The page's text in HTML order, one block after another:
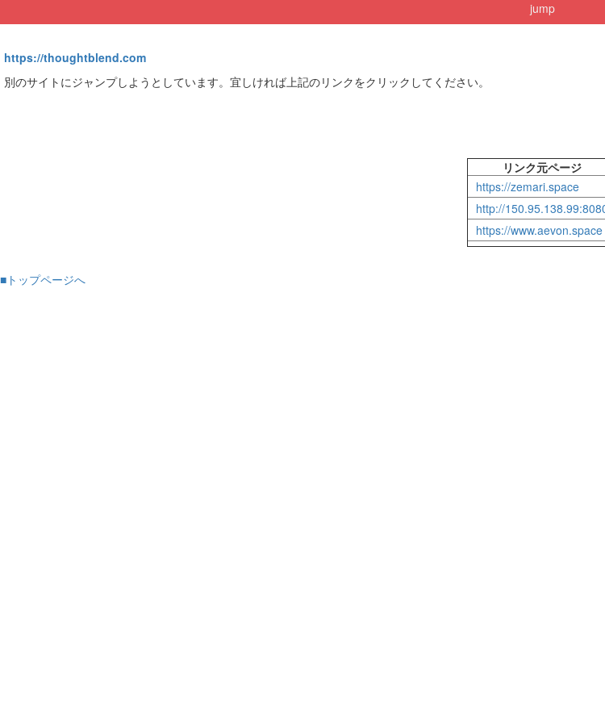
jump
https://thoughtblend.com
別のサイトにジャンプしようとしています。宜しければ上記のリンクをクリックしてください。
リンク元ページ
https://zemari.space
http://
https://www.aevon.space
■トップページへ